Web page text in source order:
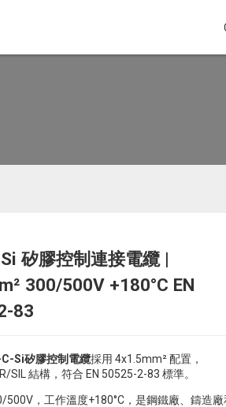
Loading...
Loading...
矽膠控制連接電纜 |
300/500V +180°C EN
83
Si矽膠控制電纜採用 4x1.5mm² 配置，
SIL 結構，符合 EN 50525-2-83 標準。
500V，工作溫度+180°C，是鋼鐵廠、鑄造廠